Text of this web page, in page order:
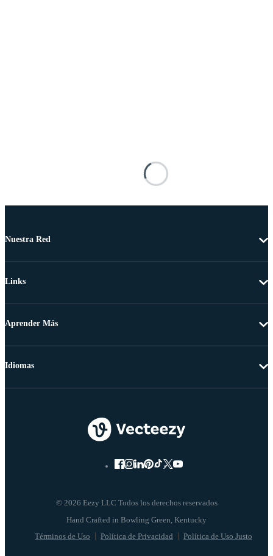
Nuestra Red
Links
Aprender Más
© 2026 Eezy LLC Todos los derechos reservados
Términos de Uso Política de Privacidad Política de Uso Justo
Idiomas